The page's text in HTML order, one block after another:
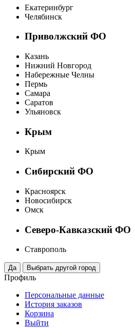
Екатеринбург
Челябинск
Приволжский ФО
Казань
Нижний Новгород
Набережные Челны
Пермь
Самара
Саратов
Ульяновск
Крым
Крым
Сибирский ФО
Красноярск
Новосибирск
Омск
Северо-Кавказский ФО
Ставрополь
Профиль
Персональные данные
История заказов
Корзина
Выйти